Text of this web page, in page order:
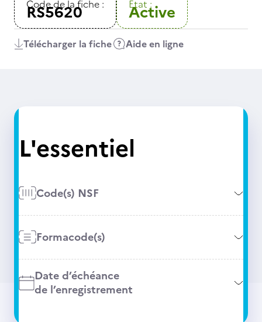
Code de la fiche :
RS5620 Etat :
Active
Télécharger la fiche Aide en ligne
L'essentiel
Code(s) NSF
Formacode(s)
Date d’échéance
de l’enregistrement